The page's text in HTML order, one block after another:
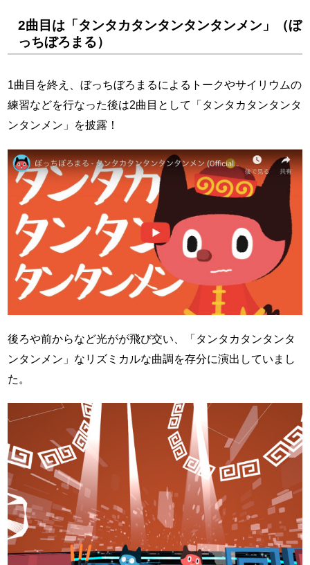
2曲目は「タンタカタンタンタンタンメン」（ぼ
っちぼろまる）
1曲目を終え、ぼっちぼろまるによるトークやサイリウムの
練習などを行なった後は2曲目として「タンタカタンタンタ
ンタンメン」を披露！
後ろや前からなど光がが飛び交い、「タンタカタンタンタ
ンタンメン」なリズミカルな曲調を存分に演出していまし
た。